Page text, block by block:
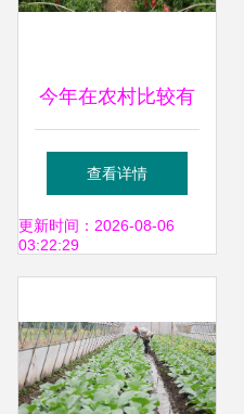
今年在农村比较有
发展前景的蔬菜种
植项目，农民朋友
查看详情
更新时间：2026-08-06
03:22:29